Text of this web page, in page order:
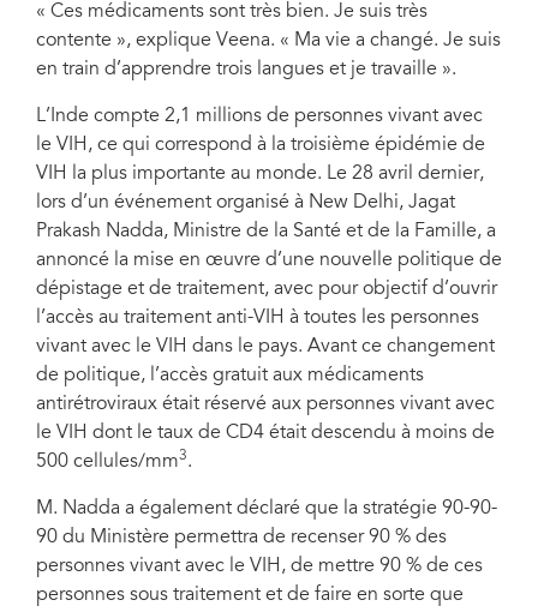
« Ces médicaments sont très bien. Je suis très
contente », explique Veena. « Ma vie a changé. Je suis
en train d’apprendre trois langues et je travaille ».
L’Inde compte 2,1 millions de personnes vivant avec
le VIH, ce qui correspond à la troisième épidémie de
VIH la plus importante au monde. Le 28 avril dernier,
lors d’un événement organisé à New Delhi, Jagat
Prakash Nadda, Ministre de la Santé et de la Famille, a
annoncé la mise en œuvre d’une nouvelle politique de
dépistage et de traitement, avec pour objectif d’ouvrir
l’accès au traitement anti-VIH à toutes les personnes
vivant avec le VIH dans le pays. Avant ce changement
de politique, l’accès gratuit aux médicaments
antirétroviraux était réservé aux personnes vivant avec
le VIH dont le taux de CD4 était descendu à moins de
500 cellules/mm3.
M. Nadda a également déclaré que la stratégie 90-90-
90 du Ministère permettra de recenser 90 % des
personnes vivant avec le VIH, de mettre 90 % de ces
personnes sous traitement et de faire en sorte que